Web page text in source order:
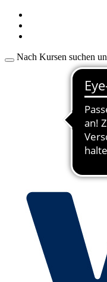
Nach Kursen suchen